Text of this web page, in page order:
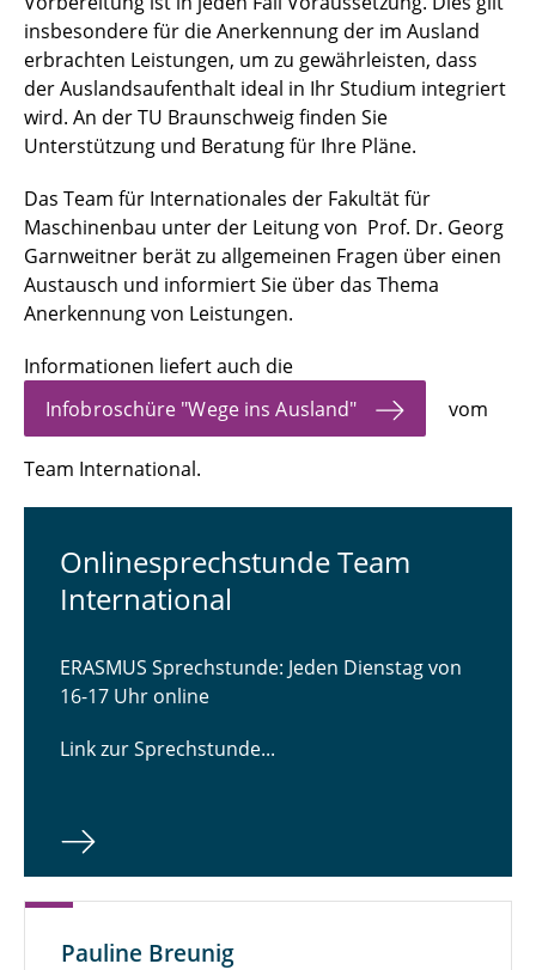
insbesondere für die Anerkennung der im Ausland
erbrachten Leistungen, um zu gewährleisten, dass
der Auslandsaufenthalt ideal in Ihr Studium integriert
wird. An der TU Braunschweig finden Sie
Unterstützung und Beratung für Ihre Pläne.
Das Team für Internationales der Fakultät für
Maschinenbau unter der Leitung von Prof. Dr. Georg
Garnweitner berät zu allgemeinen Fragen über einen
Austausch und informiert Sie über das Thema
Anerkennung von Leistungen.
Informationen liefert auch die
Infobroschüre "Wege ins Ausland"
vom
Team International.
Onlinesprechstunde Team
International
ERASMUS Sprechstunde: Jeden Dienstag von
16-17 Uhr online
Link zur Sprechstunde...
Pauline Breunig